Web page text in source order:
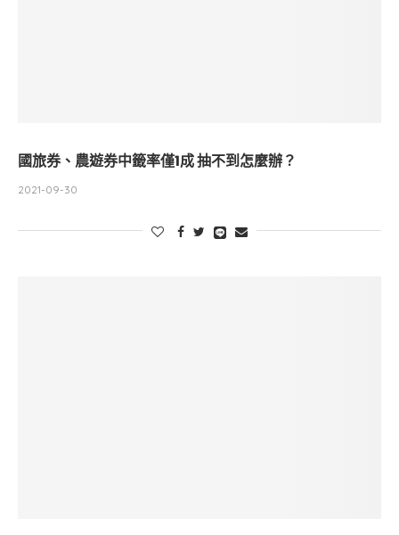
國旅券、農遊券中籤率僅1成 抽不到怎麼辦？
2021-09-30